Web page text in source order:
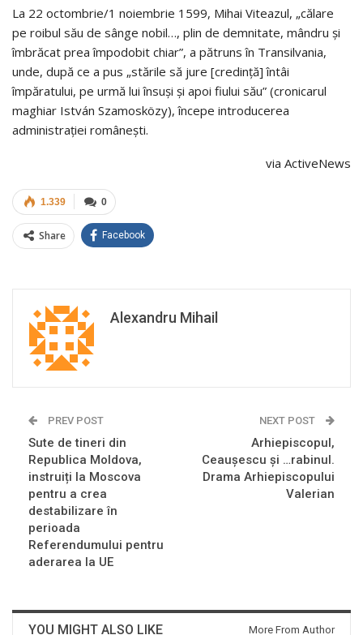
La 22 octombrie/1 noiembrie 1599, Mihai Viteazul, „călare
pe roibul său de sânge nobil…, plin de demnitate, mândru și
îmbrăcat prea împodobit chiar”, a pătruns în Transilvania,
unde, după ce a pus „stările să jure [credință] întâi
împăratului, pe urmă lui însuși și apoi fiului său” (cronicarul
maghiar István Szamosközy), începe introducerea
administrației românești.
via ActiveNews
0
1.339
Share Facebook
Alexandru Mihail
PREV POST
Sute de tineri din
Republica Moldova,
instruiți la Moscova
pentru a crea
destabilizare în
perioada
Referendumului pentru
aderarea la UE
NEXT POST
Arhiepiscopul,
Ceaușescu și …rabinul.
Drama Arhiepiscopului
Valerian
YOU MIGHT ALSO LIKE More From Author